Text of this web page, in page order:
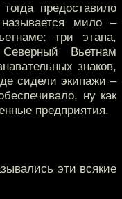
предоставило
мило –
три этапа,
Вьетнам
знаков,
сидели экипажи –
ну как
предприятия.
эти всякие